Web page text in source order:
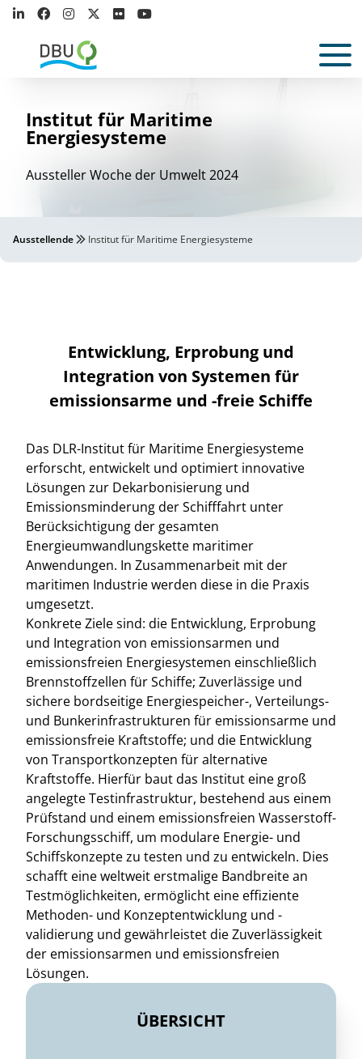
Institut für Maritime
Energiesysteme
Aussteller Woche der Umwelt 2024
Ausstellende Institut für Maritime Energiesysteme
Entwicklung, Erprobung und
Integration von Systemen für
emissionsarme und -freie Schiffe
Das DLR-Institut für Maritime Energiesysteme
erforscht, entwickelt und optimiert innovative
Lösungen zur Dekarbonisierung und
Emissionsminderung der Schifffahrt unter
Berücksichtigung der gesamten
Energieumwandlungskette maritimer
Anwendungen. In Zusammenarbeit mit der
maritimen Industrie werden diese in die Praxis
umgesetzt.
Konkrete Ziele sind: die Entwicklung, Erprobung
und Integration von emissionsarmen und
emissionsfreien Energiesystemen einschließlich
Brennstoffzellen für Schiffe; Zuverlässige und
sichere bordseitige Energiespeicher-, Verteilungs-
und Bunkerinfrastrukturen für emissionsarme und
emissionsfreie Kraftstoffe; und die Entwicklung
von Transportkonzepten für alternative
Kraftstoffe. Hierfür baut das Institut eine groß
angelegte Testinfrastruktur, bestehend aus einem
Prüfstand und einem emissionsfreien Wasserstoff-
Forschungsschiff, um modulare Energie- und
Schiffskonzepte zu testen und zu entwickeln. Dies
schafft eine weltweit erstmalige Bandbreite an
Testmöglichkeiten, ermöglicht eine effiziente
Methoden- und Konzeptentwicklung und -
validierung und gewährleistet die Zuverlässigkeit
der emissionsarmen und emissionsfreien
Lösungen.
ÜBERSICHT